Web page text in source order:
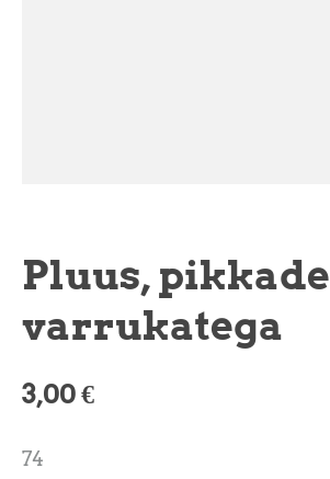
Pluus, pikkade
varrukatega
3,00 €
74